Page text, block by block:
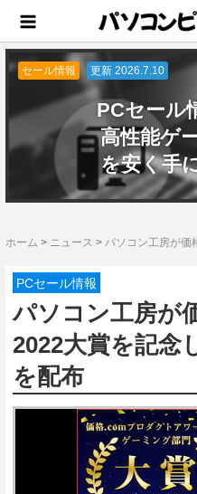
セール情報 更新 2026.7.10
PCセール
高性能ゲ
を安く手
ホーム > ニュース > パソコン工房が価
PCセール情報
パソコン工房が
2022大賞を記念
を配布